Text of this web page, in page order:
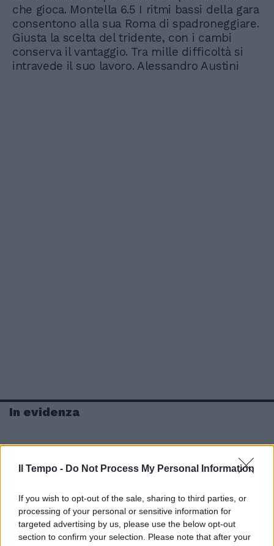
Il Tempo - Do Not Process My Personal Information
If you wish to opt-out of the sale, sharing to third parties, or
processing of your personal or sensitive information for
targeted advertising by us, please use the below opt-out
section to confirm your selection. Please note that after your
che gioca. Montella 6.5 I ritmi bassi della gara
consentono alla sua Roma di spadroneggiare.
Giusta la scelta del tridente, con i cambi
conserva il vantaggio. Tra mille difficoltà si
intravede il suo lavoro. Alessandro Austini
In evidenza